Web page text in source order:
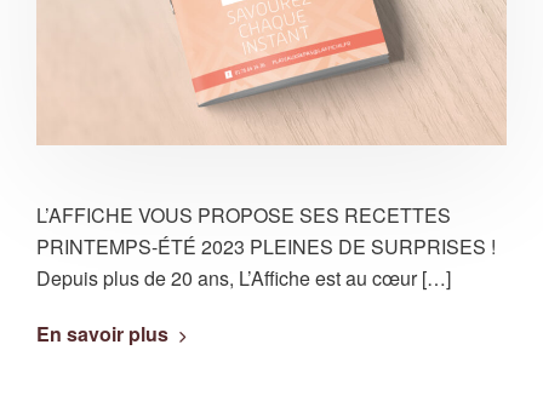
L’AFFICHE VOUS PROPOSE SES RECETTES
PRINTEMPS-ÉTÉ 2023 PLEINES DE SURPRISES !
Depuis plus de 20 ans, L’Affiche est au cœur […]
En savoir plus